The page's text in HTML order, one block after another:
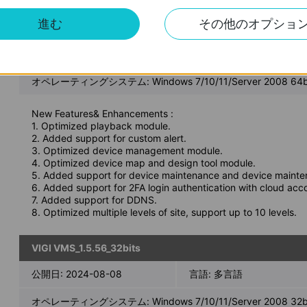
VIGI VMS_1.7.24_64bits
オペレーティングシステム: Windows 7/10/11/Server 2008
New Features& Enhancements :
1. Optimized playback module.
2. Added support for custom alert.
3. Optimized device management module.
4. Optimized device map and design tool module.
5. Added support for device maintenance and device
6. Added support for 2FA login authentication with cloud
7. Added support for DDNS.
8. Optimized multiple levels of site, support up to 10 levels.
VIGI VMS_1.5.56_32bits
公開日: 2024-08-08 言語: 多言語
オペレーティングシステム: Windows 7/10/11/Server 2008
進む その他のオプショ